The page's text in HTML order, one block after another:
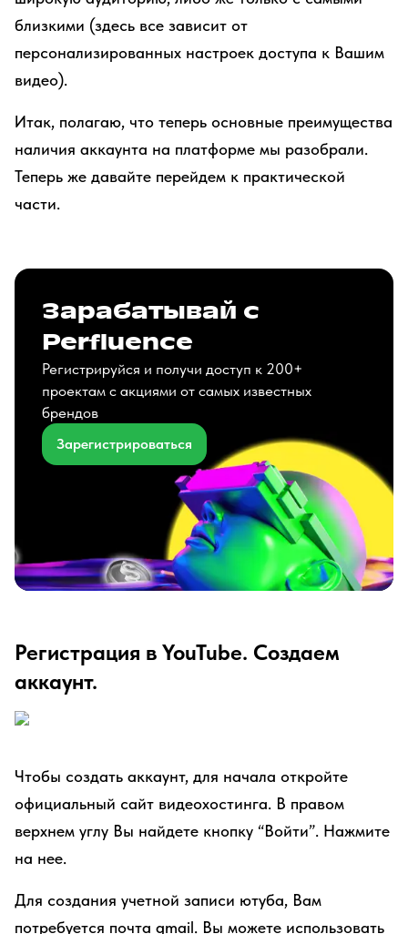
близкими (здесь все зависит от
персонализированных настроек доступа к Вашим
видео).
Итак, полагаю, что теперь основные преимущества
наличия аккаунта на платформе мы разобрали.
Теперь же давайте перейдем к практической
части.
Зарабатывай с
Perfluence
Регистрируйся и получи доступ к 200+
проектам с акциями от самых известных
брендов
Зарегистрироваться
Регистрация в YouTube. Создаем
аккаунт.
Чтобы создать аккаунт, для начала откройте
официальный сайт видеохостинга. В правом
верхнем углу Вы найдете кнопку “Войти”. Нажмите
на нее.
Для создания учетной записи ютуба, Вам
потребуется почта gmail. Вы можете использовать